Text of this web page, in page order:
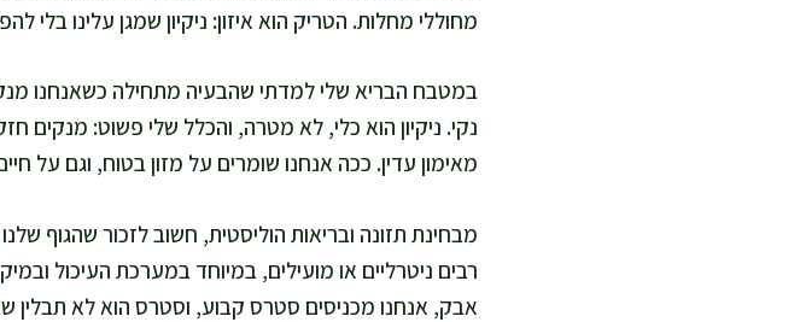
מחוללי מחלות. הטריק הוא איזון: ניקיון שמגן עלינו
במטבח הבריא שלי למדתי שהבעיה מתחילה כשאנחנו
נקי. ניקיון הוא כלי, לא מטרה, והכלל שלי פשוט: מנקים
מאימון עדין. ככה אנחנו שומרים על מזון בטוח, וגם על
מבחינת תזונה ובריאות הוליסטית, חשוב לזכור שהגוף
רבים ניטרליים או מועילים, במיוחד במערכת העיכול
אבק, אנחנו מכניסים סטרס קבוע, וסטרס הוא לא תבלין